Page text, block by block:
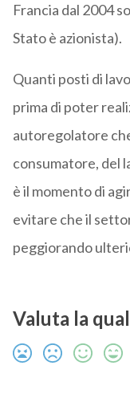
Francia dal 2004
Stato è azionista).
Quanti posti di
prima di poter
autoregolatore
consumatore, del
è il momento di
evitare che il
peggiorando
Valuta la